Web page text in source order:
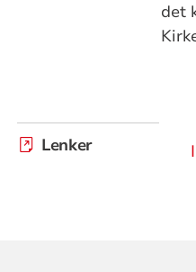
det
Lenker